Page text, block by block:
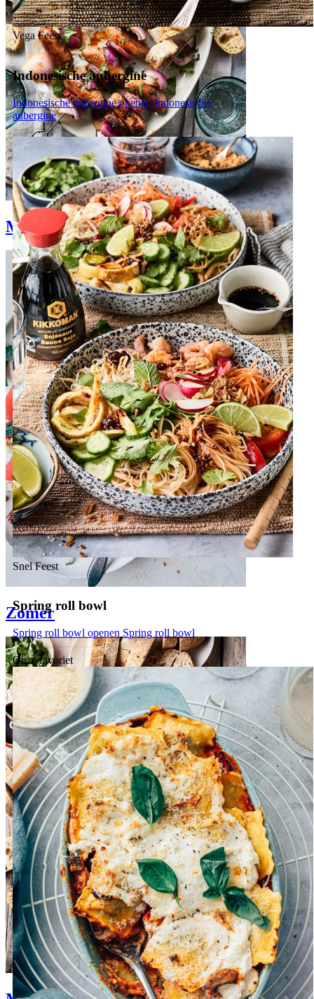
VegaFeest
Indonesische aubergine
Indonesische aubergine openenIndonesische
aubergine
SnelFeest
Spring roll bowl
Spring roll bowl openen Spring roll bowl
Onze favoriet
Makkelijke bbq
Zomer